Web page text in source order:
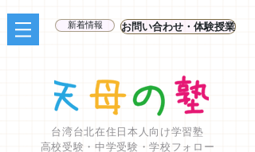
新着情報 お問い合わせ・体験授業
台湾台北在住日本人向け学習塾
高校受験・中学受験・学校フォロー